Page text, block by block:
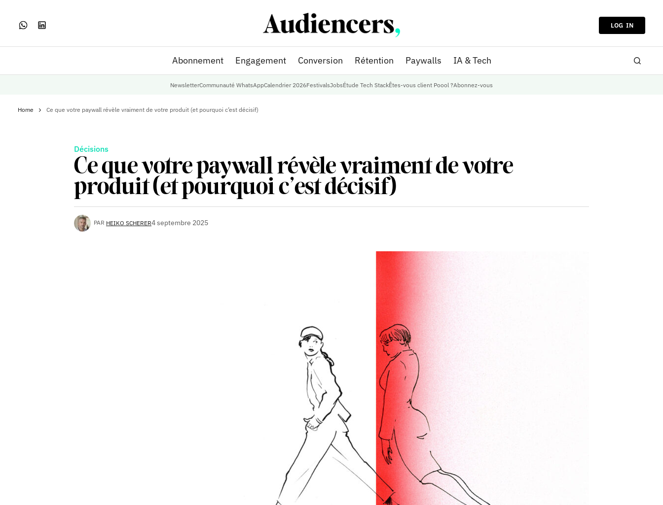
LOG IN
Abonnement Engagement Conversion Rétention Paywalls IA & Tech
NewsletterCommunauté WhatsAppCalendrier 2026FestivalsJobsÉtude Tech StackÊtes-vous client Poool ?Abonnez-vous
Home Ce que votre paywall révèle vraiment de votre produit (et pourquoi c’est décisif)
Décisions
Ce que votre paywall révèle vraiment de votre
produit (et pourquoi c’est décisif)
PAR HEIKO SCHERER4 septembre 2025